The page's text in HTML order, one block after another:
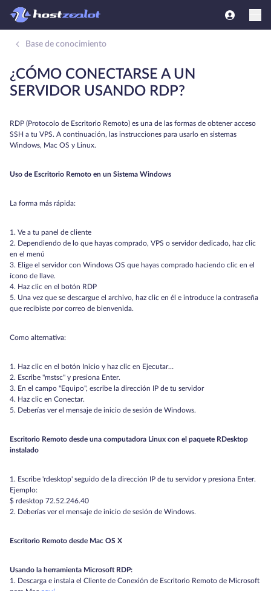
Base de conocimiento
¿CÓMO CONECTARSE A UN
SERVIDOR USANDO RDP?
RDP (Protocolo de Escritorio Remoto) es una de las formas de obtener acceso
SSH a tu VPS. A continuación, las instrucciones para usarlo en sistemas
Windows, Mac OS y Linux.
Uso de Escritorio Remoto en un Sistema Windows
La forma más rápida:
1. Ve a tu panel de cliente
2. Dependiendo de lo que hayas comprado, VPS o servidor dedicado, haz clic
en el menú
3. Elige el servidor con Windows OS que hayas comprado haciendo clic en el
ícono de llave.
4. Haz clic en el botón RDP
5. Una vez que se descargue el archivo, haz clic en él e introduce la contraseña
que recibiste por correo de bienvenida.
Como alternativa:
1. Haz clic en el botón Inicio y haz clic en Ejecutar…
2. Escribe "mstsc" y presiona Enter.
3. En el campo "Equipo", escribe la dirección IP de tu servidor
4. Haz clic en Conectar.
5. Deberías ver el mensaje de inicio de sesión de Windows.
Escritorio Remoto desde una computadora Linux con el paquete RDesktop
instalado
1. Escribe 'rdesktop' seguido de la dirección IP de tu servidor y presiona Enter.
Ejemplo:
$ rdesktop 72.52.246.40
2. Deberías ver el mensaje de inicio de sesión de Windows.
Escritorio Remoto desde Mac OS X
Usando la herramienta Microsoft RDP:
1. Descarga e instala el Cliente de Conexión de Escritorio Remoto de Microsoft